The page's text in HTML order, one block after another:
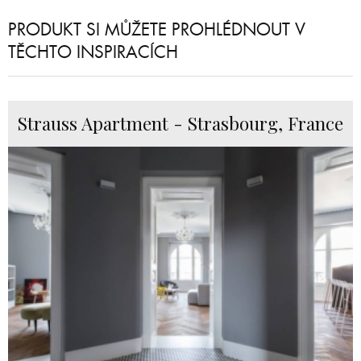
PRODUKT SI MŮŽETE PROHLÉDNOUT V
TĚCHTO INSPIRACÍCH
Strauss Apartment - Strasbourg, France